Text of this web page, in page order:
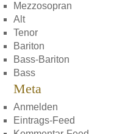
Mezzosopran
Alt
Tenor
Bariton
Bass-Bariton
Bass
Meta
Anmelden
Eintrags-Feed